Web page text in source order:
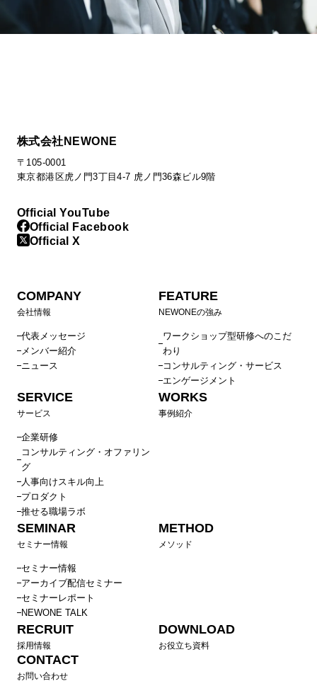
株式会社NEWONE
〒105-0001
東京都港区虎ノ門3丁目4-7 虎ノ門36森ビル9階
Official YouTube
Official Facebook
Official X
COMPANY
会社情報
代表メッセージ
メンバー紹介
ニュース
FEATURE
NEWONEの強み
ワークショップ型研修へのこだ
わり
コンサルティング・サービス
エンゲージメント
SERVICE
サービス
企業研修
コンサルティング・オファリン
グ
人事向けスキル向上
プロダクト
推せる職場ラボ
WORKS
事例紹介
SEMINAR
セミナー情報
セミナー情報
アーカイブ配信セミナー
セミナーレポート
NEWONE TALK
METHOD
メソッド
RECRUIT
採用情報
DOWNLOAD
お役立ち資料
CONTACT
お問い合わせ